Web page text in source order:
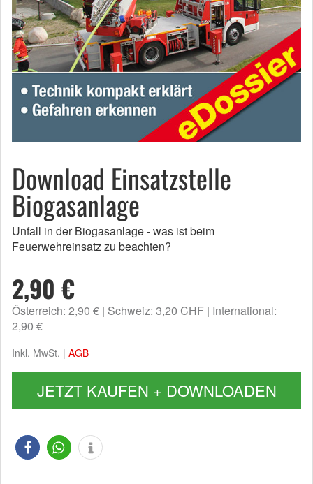
Download Einsatzstelle
Biogasanlage
Unfall in der Biogasanlage - was ist beim
Feuerwehreinsatz zu beachten?
2,90 €
Österreich: 2,90 € Schweiz: 3,20 CHF International:
2,90 €
Inkl. MwSt. | AGB
JETZT KAUFEN + DOWNLOADEN